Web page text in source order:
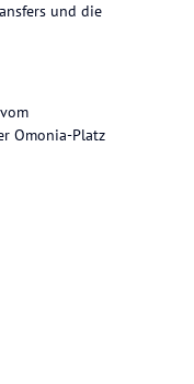
und die
Omonia-Platz